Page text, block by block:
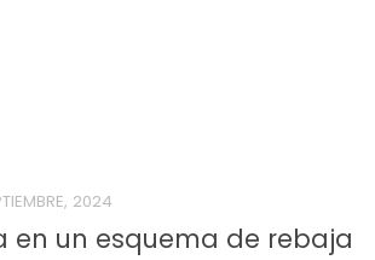
2024
en un esquema de rebaja